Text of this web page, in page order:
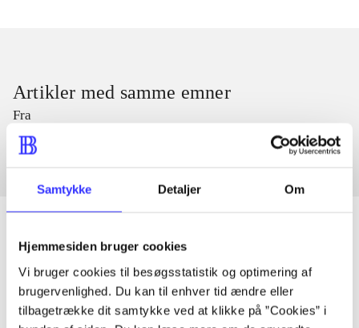
Samtykke Detaljer Om
Hjemmesiden bruger cookies
Vi bruger cookies til besøgsstatistik og optimering af
brugervenlighed. Du kan til enhver tid ændre eller
tilbagetrække dit samtykke ved at klikke på ”Cookies” i
Artikler med samme emner
Fra
Artikler
Alle registrerede artikler fordelt på udgivelser